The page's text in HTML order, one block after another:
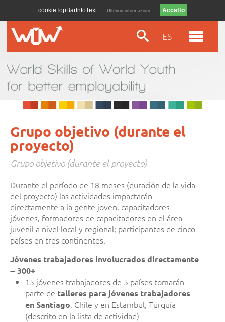
ES
Grupo objetivo (durante el
proyecto)
Grupo objetivo (durante el proyecto)
Durante el período de 18 meses (duración de la vida
del proyecto) las actividades impactarán
directamente a la gente joven, capacitadores
jóvenes, formadores de capacitadores en el área
juvenil a nivel local y regional; participantes de cinco
países en tres continentes.
Jóvenes trabajadores involucrados directamente
-- 300+
15 jóvenes trabajadores de 5 países tomarán
parte de talleres para jóvenes trabajadores
en Santiago, Chile y en Estambul, Turquía
(descrito en la lista de actividad)
cookieTopBarInfoText Ulteriori informazioni